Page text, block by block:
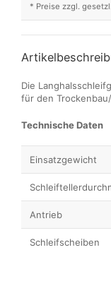
* Preise zzgl.
Die
für den
Technische Daten
Einsatzgewicht
Antrieb
Schleifscheiben